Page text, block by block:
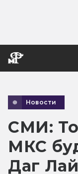
Новости
СМИ:
МКС
Даг